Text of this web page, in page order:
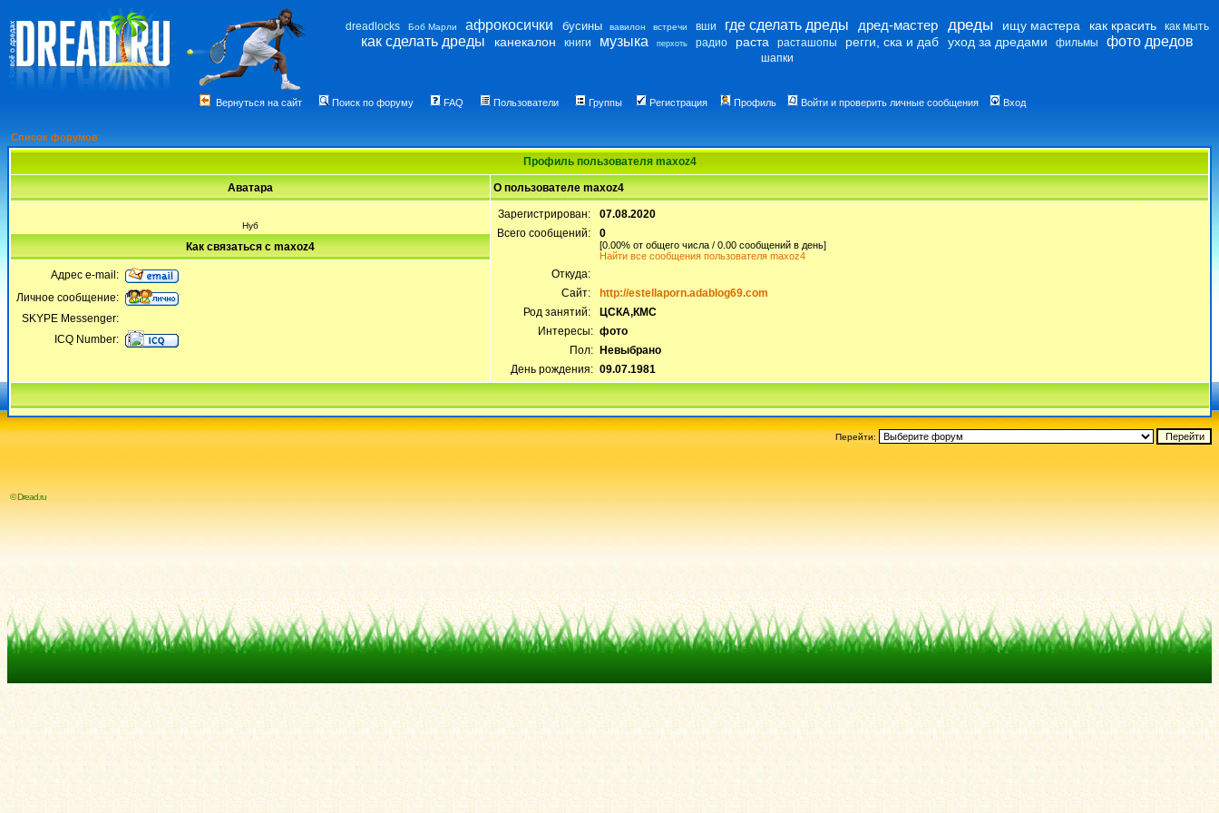
dreadlocks Боб Марли афрокосички бусины вавилон встречи вши где сделать дреды дред-мастер дреды ищу мастера как красить как мыть
как сделать дреды канекалон книги музыка перхоть радио раста расташопы регги, ска и даб уход за дредами фильмы фото дредов
шапки
Вернуться на сайт Поиск по форуму FAQ Пользователи Группы Регистрация Профиль Войти и проверить личные сообщения Вход
Список форумов
Профиль пользователя maxoz4
Аватара О пользователе maxoz4
Нуб
Зарегистрирован:
07.08.2020
Всего сообщений:
0
[0.00% от общего числа / 0.00 сообщений в день]
Найти все сообщения пользователя maxoz4
Откуда:
Сайт:
http://estellaporn.adablog69.com
Род занятий:
ЦСКА,КМС
Интересы: фото
Пол:
Невыбрано
День рождения: 09.07.1981
Как связаться с maxoz4
Адрес e-mail:
Личное сообщение:
SKYPE Messenger:
ICQ Number:
Перейти:
© Dread.ru